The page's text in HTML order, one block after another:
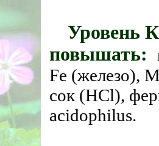
Уровень
повышать:
Fe (железо),
сок (HCl),
acidophilus.